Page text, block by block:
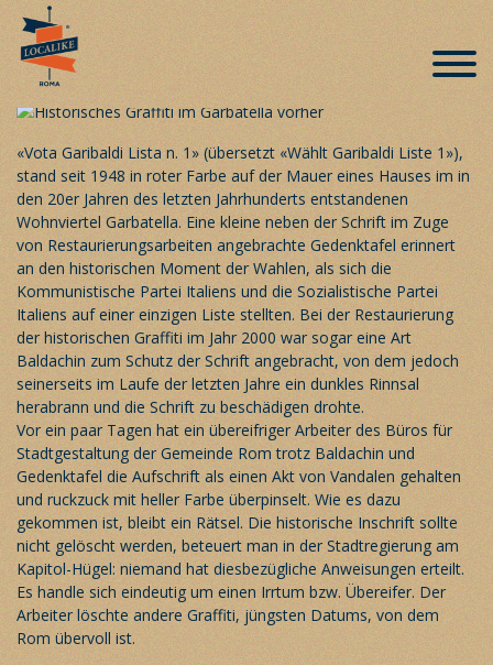
Schildbürgerstreich in Rom –
historisches Graffiti wurde entfernt
Veröffentlicht am 24. März 2019
«Vota Garibaldi Lista n. 1» (übersetzt «Wählt Garibaldi Liste 1»),
stand seit 1948 in roter Farbe auf der Mauer eines Hauses im in
den 20er Jahren des letzten Jahrhunderts entstandenen
Wohnviertel Garbatella. Eine kleine neben der Schrift im Zuge
von Restaurierungsarbeiten angebrachte Gedenktafel erinnert
an den historischen Moment der Wahlen, als sich die
Kommunistische Partei Italiens und die Sozialistische Partei
Italiens auf einer einzigen Liste stellten. Bei der Restaurierung
der historischen Graffiti im Jahr 2000 war sogar eine Art
Baldachin zum Schutz der Schrift angebracht, von dem jedoch
seinerseits im Laufe der letzten Jahre ein dunkles Rinnsal
herabrann und die Schrift zu beschädigen drohte.
Vor ein paar Tagen hat ein übereifriger Arbeiter des Büros für
Stadtgestaltung der Gemeinde Rom trotz Baldachin und
Gedenktafel die Aufschrift als einen Akt von Vandalen gehalten
und ruckzuck mit heller Farbe überpinselt. Wie es dazu
gekommen ist, bleibt ein Rätsel. Die historische Inschrift sollte
nicht gelöscht werden, beteuert man in der Stadtregierung am
Kapitol-Hügel: niemand hat diesbezügliche Anweisungen erteilt.
Es handle sich eindeutig um einen Irrtum bzw. Übereifer. Der
Arbeiter löschte andere Graffiti, jüngsten Datums, von dem
Rom übervoll ist.